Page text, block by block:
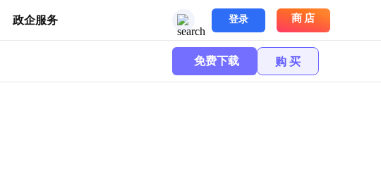
政企服务 登录 商店
免费下载 购 买